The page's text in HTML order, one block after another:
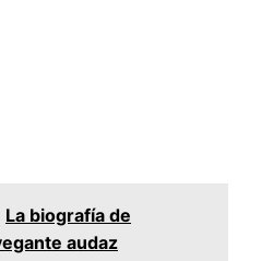
La biografía de
audaz